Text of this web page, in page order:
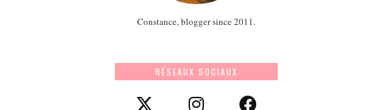
Constance, blogger since 2011.
RÉSEAUX SOCIAUX